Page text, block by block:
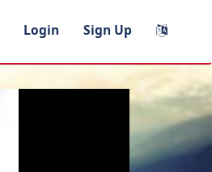
Login Sign Up